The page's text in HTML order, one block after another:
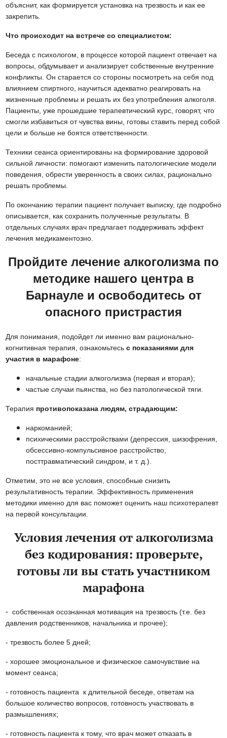
объяснит, как формируется установка на трезвость и как ее
закрепить.
Что происходит на встрече со специалистом:
Беседа с психологом, в процессе которой пациент отвечает на
вопросы, обдумывает и анализирует собственные внутренние
конфликты. Он старается со стороны посмотреть на себя под
влиянием спиртного, научиться адекватно реагировать на
жизненные проблемы и решать их без употребления алкоголя.
Пациенты, уже прошедшие терапевтический курс, говорят, что
смогли избавиться от чувства вины, готовы ставить перед собой
цели и больше не боятся ответственности.
Техники сеанса ориентированы на формирование здоровой
сильной личности: помогают изменить патологические модели
поведения, обрести уверенность в своих силах, рационально
решать проблемы.
По окончанию терапии пациент получает выписку, где подробно
описывается, как сохранить полученные результаты. В
отдельных случаях врач предлагает поддерживать эффект
лечения медикаментозно.
Пройдите лечение алкоголизма по
методике нашего центра в
Барнауле и освободитесь от
опасного пристрастия
Для понимания, подойдет ли именно вам рационально-
когнитивная терапия, ознакомьтесь с показаниями для
участия в марафоне:
начальные стадии алкоголизма (первая и вторая);
частые случаи пьянства, но без патологической тяги.
Терапия противопоказана людям, страдающим:
наркоманией;
психическими расстройствами (депрессия, шизофрения,
обсессивно-компульсивное расстройство,
посттравматический синдром, и т. д.).
Отметим, это не все условия, способные снизить
результативность терапии. Эффективность применения
методики именно для вас поможет оценить наш психотерапевт
на первой консультации.
Условия лечения от алкоголизма
без кодирования: проверьте,
готовы ли вы стать участником
марафона
- собственная осознанная мотивация на трезвость (т.е. без
давления родственников, начальника и прочее);
- трезвость более 5 дней;
- хорошее эмоциональное и физическое самочувствие на
момент сеанса;
- готовность пациента к длительной беседе, ответам на
большое количество вопросов, готовность участвовать в
размышлениях;
- готовность пациента к тому, что врач может отказать в